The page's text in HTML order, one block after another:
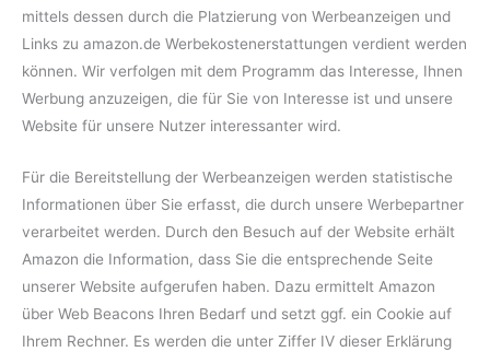
mittels dessen durch die Platzierung von Werbeanzeigen und
Links zu amazon.de Werbekostenerstattungen verdient werden
können. Wir verfolgen mit dem Programm das Interesse, Ihnen
Werbung anzuzeigen, die für Sie von Interesse ist und unsere
Website für unsere Nutzer interessanter wird.
Für die Bereitstellung der Werbeanzeigen werden statistische
Informationen über Sie erfasst, die durch unsere Werbepartner
verarbeitet werden. Durch den Besuch auf der Website erhält
Amazon die Information, dass Sie die entsprechende Seite
unserer Website aufgerufen haben. Dazu ermittelt Amazon
über Web Beacons Ihren Bedarf und setzt ggf. ein Cookie auf
Ihrem Rechner. Es werden die unter Ziffer IV dieser Erklärung